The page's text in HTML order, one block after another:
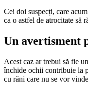
Cei doi suspecți, care
ca o astfel de atrocitate să
Un avertisment
Acest caz ar trebui să fie
închide ochii contribuie la
cu răni care nu se vor